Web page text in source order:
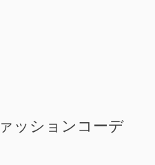
ッションコーデ